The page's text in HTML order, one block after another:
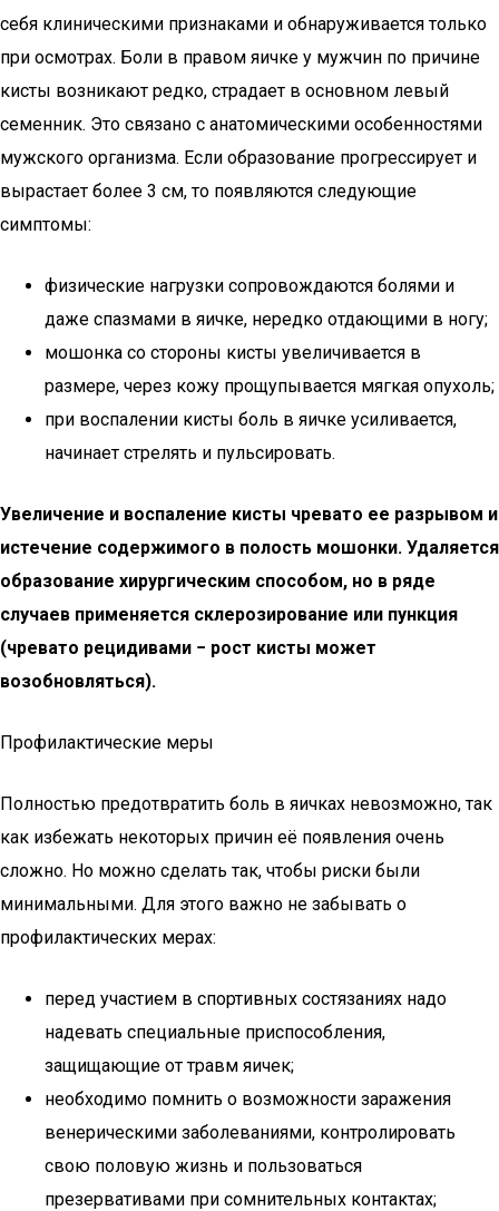
себя клиническими признаками и обнаруживается только
при осмотрах. Боли в правом яичке у мужчин по причине
кисты возникают редко, страдает в основном левый
семенник. Это связано с анатомическими особенностями
мужского организма. Если образование прогрессирует и
вырастает более 3 см, то появляются следующие
симптомы:
физические нагрузки сопровождаются болями и
даже спазмами в яичке, нередко отдающими в ногу;
мошонка со стороны кисты увеличивается в
размере, через кожу прощупывается мягкая опухоль;
при воспалении кисты боль в яичке усиливается,
начинает стрелять и пульсировать.
Увеличение и воспаление кисты чревато ее разрывом и
истечение содержимого в полость мошонки. Удаляется
образование хирургическим способом, но в ряде
случаев применяется склерозирование или пункция
(чревато рецидивами − рост кисты может
возобновляться).
Профилактические меры
Полностью предотвратить боль в яичках невозможно, так
как избежать некоторых причин её появления очень
сложно. Но можно сделать так, чтобы риски были
минимальными. Для этого важно не забывать о
профилактических мерах:
перед участием в спортивных состязаниях надо
надевать специальные приспособления,
защищающие от травм яичек;
необходимо помнить о возможности заражения
венерическими заболеваниями, контролировать
свою половую жизнь и пользоваться
презервативами при сомнительных контактах;